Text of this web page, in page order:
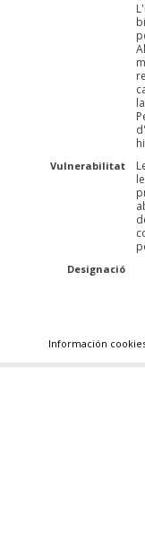
Vulnerabilitat
Designació
Información